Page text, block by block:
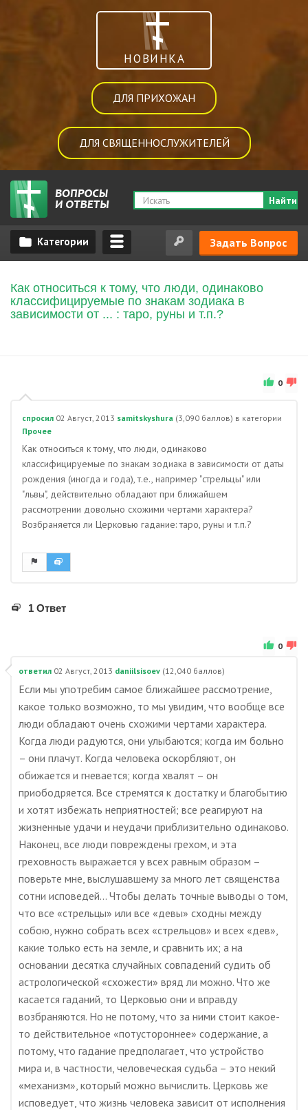
НОВИНКА
ДЛЯ ПРИХОЖАН
ДЛЯ СВЯЩЕННОСЛУЖИТЕЛЕЙ
Найти
Задать Вопрос
Как относиться к тому, что люди, одинаково
классифицируемые по знакам зодиака в
зависимости от ... : таро, руны и т.п.?
0
спросил 02 Август, 2013 samitskyshura (3,090 баллов) в категории
Прочее
Как относиться к тому, что люди, одинаково
классифицируемые по знакам зодиака в зависимости от даты
рождения (иногда и года), т.е., например "стрельцы" или
"львы", действительно обладают при ближайшем
рассмотрении довольно схожими чертами характера?
Возбраняется ли Церковью гадание: таро, руны и т.п.?
1 Ответ
0
ответил 02 Август, 2013 daniilsisoev (12,040 баллов)
Если мы употребим самое ближайшее рассмотрение,
какое только возможно, то мы увидим, что вообще все
люди обладают очень схожими чертами характера.
Когда люди радуются, они улыбаются; когда им больно
– они плачут. Когда человека оскорбляют, он
обижается и гневается; когда хвалят – он
приободряется. Все стремятся к достатку и благобытию
и хотят избежать неприятностей; все реагируют на
жизненные удачи и неудачи приблизительно одинаково.
Наконец, все люди повреждены грехом, и эта
греховность выражается у всех равным образом –
поверьте мне, выслушавшему за много лет священства
сотни исповедей… Чтобы делать точные выводы о том,
что все «стрельцы» или все «девы» сходны между
собою, нужно собрать всех «стрельцов» и всех «дев»,
какие только есть на земле, и сравнить их; а на
основании десятка случайных совпадений судить об
астрологической «схожести» вряд ли можно. Что же
касается гаданий, то Церковью они и вправду
возбраняются. Но не потому, что за ними стоит какое-
то действительное «потустороннее» содержание, а
потому, что гадание предполагает, что устройство
мира и, в частности, человеческая судьба – это некий
«механизм», который можно вычислить. Церковь же
исповедует, что жизнь человека зависит от исполнения